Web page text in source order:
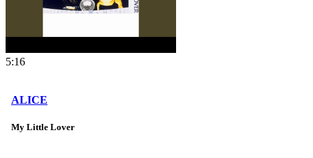
5:16
ALICE
My Little Lover